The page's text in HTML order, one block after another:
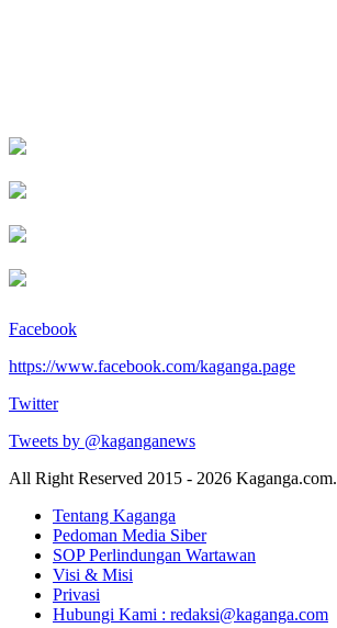
Facebook
https://www.facebook.com/kaganga.page
Twitter
Tweets by @kaganganews
All Right Reserved 2015 - 2026 Kaganga.com.
Tentang Kaganga
Pedoman Media Siber
SOP Perlindungan Wartawan
Visi & Misi
Privasi
Hubungi Kami : redaksi@kaganga.com